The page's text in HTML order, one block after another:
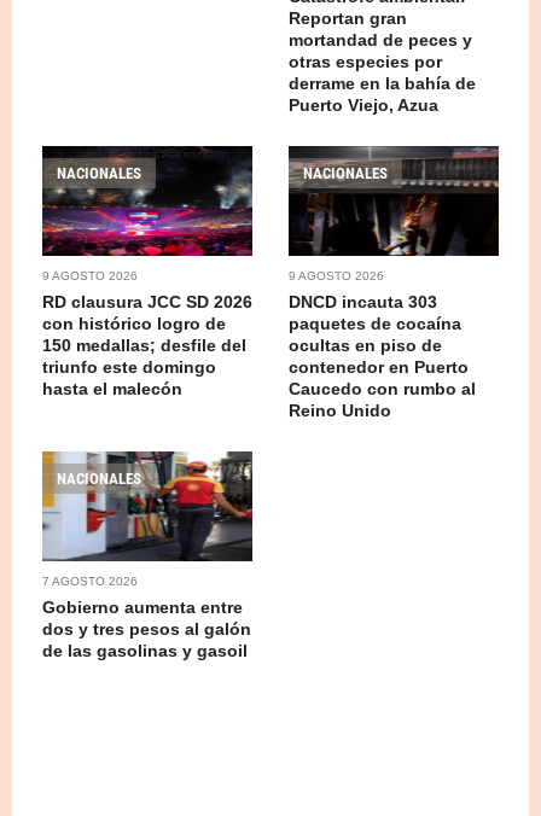
Reportan gran
mortandad de peces y
otras especies por
derrame en la bahía de
Puerto Viejo, Azua
NACIONALES
9 AGOSTO 2026
RD clausura JCC SD 2026
con histórico logro de
150 medallas; desfile del
triunfo este domingo
hasta el malecón
NACIONALES
9 AGOSTO 2026
DNCD incauta 303
paquetes de cocaína
ocultas en piso de
contenedor en Puerto
Caucedo con rumbo al
Reino Unido
NACIONALES
7 AGOSTO 2026
Gobierno aumenta entre
dos y tres pesos al galón
de las gasolinas y gasoil